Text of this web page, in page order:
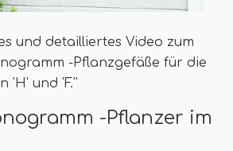
und detailliertes Video zum
-Pflanzgefäße für die
'H' und 'F.''
-Pflanzer im